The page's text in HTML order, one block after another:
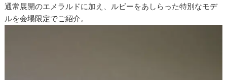
通常展開のエメラルドに加え、ルビーをあしらった特別なモデ
ルを会場限定でご紹介。